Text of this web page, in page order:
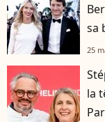
sa
25
la